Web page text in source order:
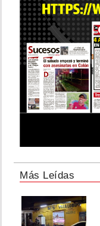
Más Leídas